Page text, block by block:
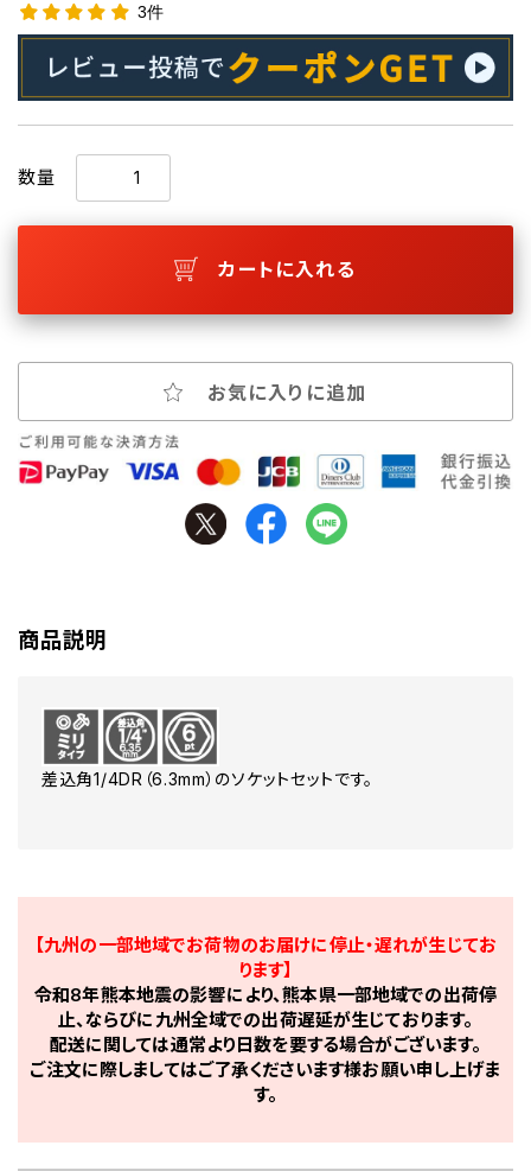
3件
数量
カートに入れる
お気に入りに追加
商品説明
差込角1/4DR（6.3mm）のソケットセットです。
【九州の一部地域でお荷物のお届けに停止・遅れが生じてお
ります】
令和8年熊本地震の影響により、熊本県一部地域での出荷停
止、ならびに九州全域での出荷遅延が生じております。
配送に関しては通常より日数を要する場合がございます。
ご注文に際しましてはご了承くださいます様お願い申し上げま
す。